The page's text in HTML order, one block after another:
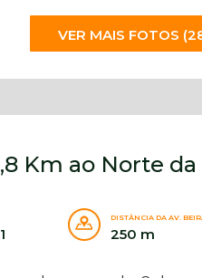
VER MAIS FOTOS
Km ao Norte
DISTÂNCIA DA AV.
250 m